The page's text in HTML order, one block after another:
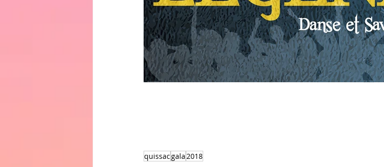
quissacgala 2018